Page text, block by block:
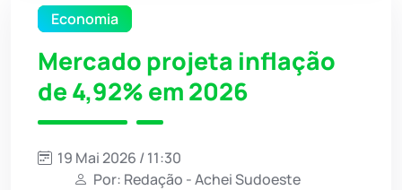
Economia
Mercado projeta inflação
de 4,92% em 2026
19 Mai 2026 / 11:30
Por: Redação - Achei Sudoeste